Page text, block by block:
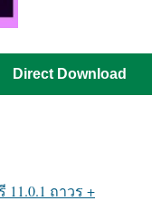
Direct Download
11.0.1 ถาวร +